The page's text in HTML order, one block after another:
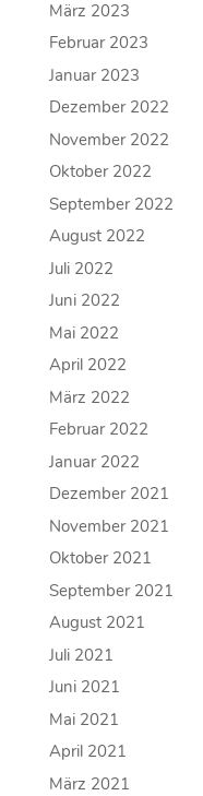
März 2023
Februar 2023
Januar 2023
Dezember 2022
November 2022
Oktober 2022
September 2022
August 2022
Juli 2022
Juni 2022
Mai 2022
April 2022
März 2022
Februar 2022
Januar 2022
Dezember 2021
November 2021
Oktober 2021
September 2021
August 2021
Juli 2021
Juni 2021
Mai 2021
April 2021
März 2021